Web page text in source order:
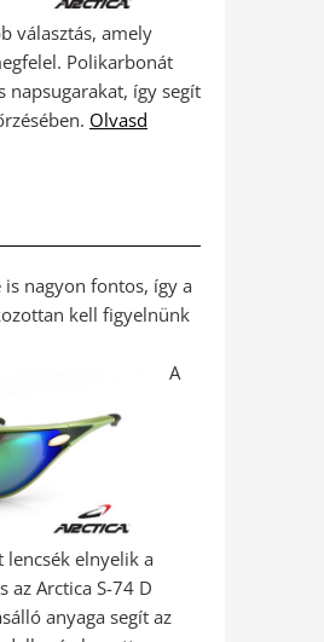
választás, amely
Polikarbonát
napsugarakat, így segít
Olvasd
is nagyon fontos, így a
kell figyelnünk
A
elnyelik a
az Arctica S-74 D
anyaga segít az